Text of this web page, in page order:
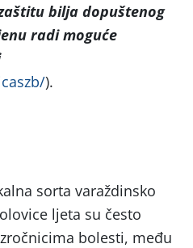
bilja dopuštenog
radi moguće
).
sorta varaždinsko
ljeta su često
bolesti, među